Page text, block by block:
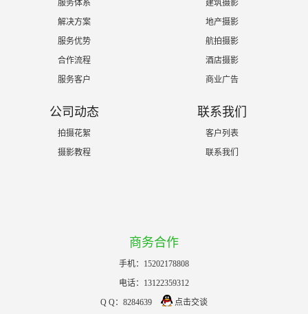
服务体系
解决方案
服务优势
合作流程
服务客户
建筑摄影
地产摄影
航拍摄影
酒店摄影
商业广告
公司动态
拍摄花絮
摄影教程
联系我们
客户列表
联系我们
商务合作
手机：15202178808
电话：13122359312
Q Q：8284639
点击交谈